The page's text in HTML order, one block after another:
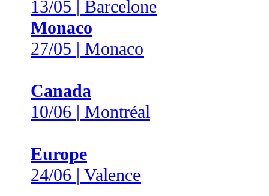
13/05 | Barcelone
Monaco
27/05 | Monaco
Canada
10/06 | Montréal
Europe
24/06 | Valence